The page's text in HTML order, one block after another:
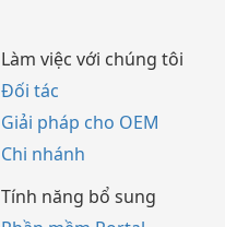
Làm việc với chúng tôi
Đối tác
Giải pháp cho OEM
Chi nhánh
Tính năng bổ sung